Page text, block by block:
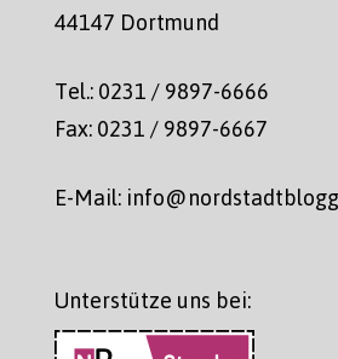
44147 Dortmund
Tel.: 0231 / 9897-6666
Fax: 0231 / 9897-6667
E-Mail:
Unterstütze uns bei: